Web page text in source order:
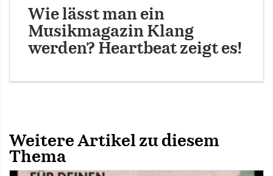
Wie lässt man ein
Musikmagazin Klang
werden? Heartbeat zeigt es!
Weitere Artikel zu diesem
Thema